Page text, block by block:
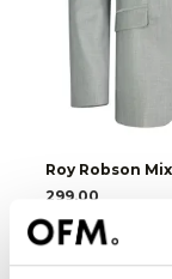
Roy Robson
299,00